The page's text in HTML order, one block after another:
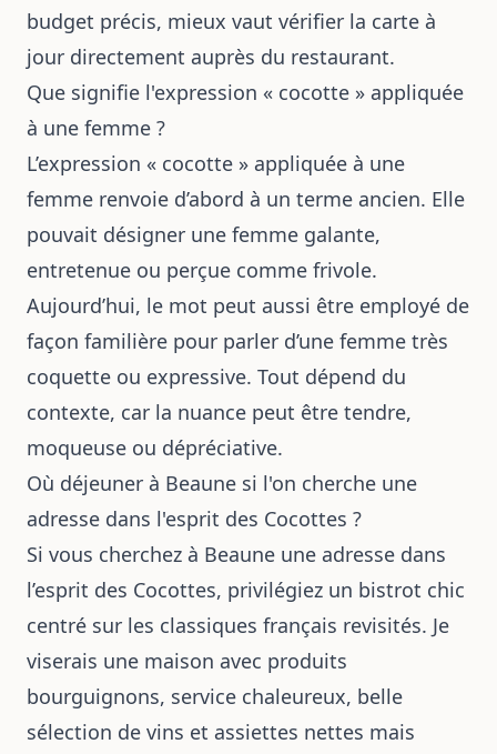
budget précis, mieux vaut vérifier la carte à
jour directement auprès du restaurant.
Que signifie l'expression « cocotte » appliquée
à une femme ?
L’expression « cocotte » appliquée à une
femme renvoie d’abord à un terme ancien. Elle
pouvait désigner une femme galante,
entretenue ou perçue comme frivole.
Aujourd’hui, le mot peut aussi être employé de
façon familière pour parler d’une femme très
coquette ou expressive. Tout dépend du
contexte, car la nuance peut être tendre,
moqueuse ou dépréciative.
Où déjeuner à Beaune si l'on cherche une
adresse dans l'esprit des Cocottes ?
Si vous cherchez à Beaune une adresse dans
l’esprit des Cocottes, privilégiez un bistrot chic
centré sur les classiques français revisités. Je
viserais une maison avec produits
bourguignons, service chaleureux, belle
sélection de vins et assiettes nettes mais